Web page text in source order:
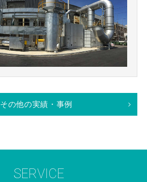
その他の実績・事例
SERVICE